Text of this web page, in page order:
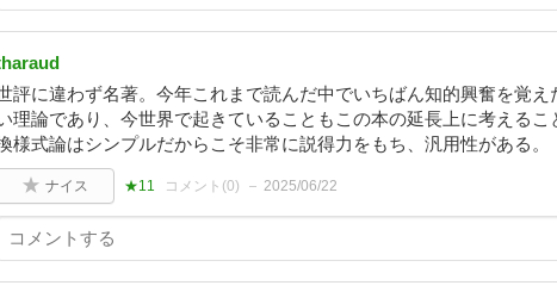
評に違わず名著。今年これまで読んだ中でいちばん知的興奮を覚え
理論であり、今世界で起きていることもこの本の延長上に考えるこ
様式論はシンプルだからこそ非常に説得力をもち、汎用性がある。
ナイス ★11 コメント(0) 2025/06/22